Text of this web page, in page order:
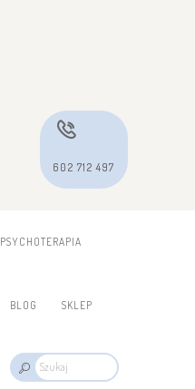
602 712 497
PSYCHOTERAPIA
BLOG SKLEP